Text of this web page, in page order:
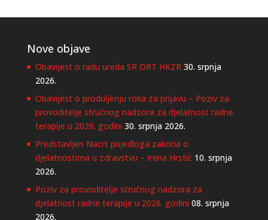
Nove objave
Obavijest o radu ureda SR DRT HKZR 30. srpnja
2026.
Obavijest o produljenju roka za prijavu – Poziv za
provoditelje stručnog nadzora za djelatnost radne
terapije u 2026. godini 30. srpnja 2026.
Predstavljen Nacrt prijedloga zakona o
djelatnostima u zdravstvu – Irena Hrstić 10. srpnja
2026.
Poziv za provoditelje stručnog nadzora za
djelatnost radne terapije u 2026. godini 08. srpnja
2026.